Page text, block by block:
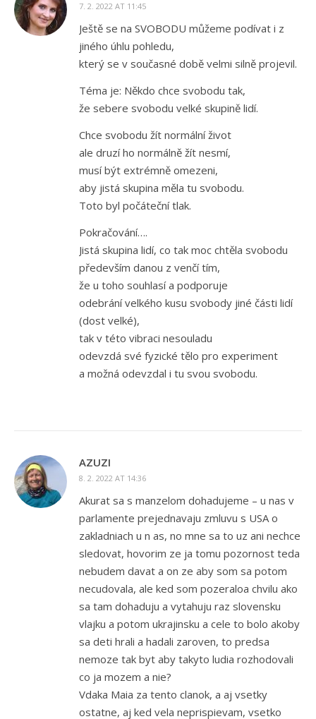
7. 2. 2022 AT 11:45
Ještě se na SVOBODU můžeme podívat i z
jiného úhlu pohledu,
který se v současné době velmi silně projevil.
Téma je: Někdo chce svobodu tak,
že sebere svobodu velké skupině lidí.
Chce svobodu žít normální život
ale druzí ho normálně žít nesmí,
musí být extrémně omezeni,
aby jistá skupina měla tu svobodu.
Toto byl počáteční tlak.
Pokračování….
Jistá skupina lidí, co tak moc chtěla svobodu
především danou z venčí tím,
že u toho souhlasí a podporuje
odebrání velkého kusu svobody jiné části lidí
(dost velké),
tak v této vibraci nesouladu
odevzdá své fyzické tělo pro experiment
a možná odevzdal i tu svou svobodu.
AZUZI
8. 2. 2022 AT 14:36
Akurat sa s manzelom dohadujeme – u nas v
parlamente prejednavaju zmluvu s USA o
zakladniach u n as, no mne sa to uz ani nechce
sledovat, hovorim ze ja tomu pozornost teda
nebudem davat a on ze aby som sa potom
necudovala, ale ked som pozeraloa chvilu ako
sa tam dohaduju a vytahuju raz slovensku
vlajku a potom ukrajinsku a cele to bolo akoby
sa deti hrali a hadali zaroven, to predsa
nemoze tak byt aby takyto ludia rozhodovali
co ja mozem a nie?
Vdaka Maia za tento clanok, a aj vsetky
ostatne, aj ked vela neprispievam, vsetko